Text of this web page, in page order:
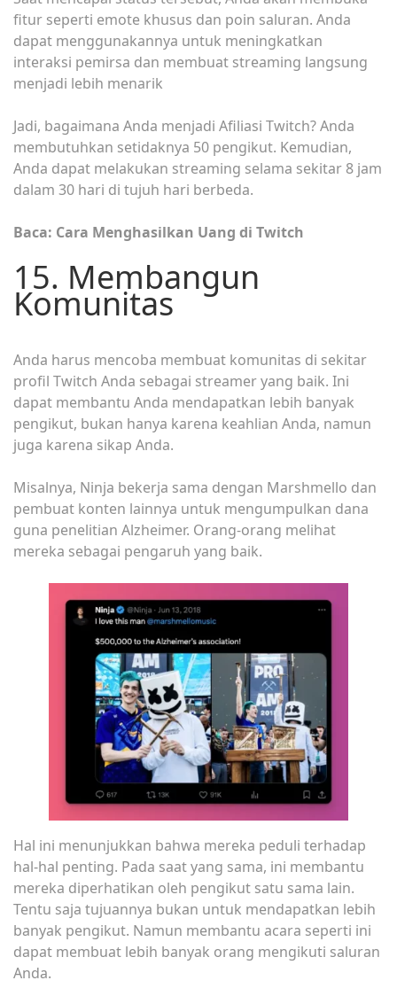
fitur seperti emote khusus dan poin saluran. Anda
dapat menggunakannya untuk meningkatkan
interaksi pemirsa dan membuat streaming langsung
menjadi lebih menarik
Jadi, bagaimana Anda menjadi Afiliasi Twitch? Anda
membutuhkan setidaknya 50 pengikut. Kemudian,
Anda dapat melakukan streaming selama sekitar 8 jam
dalam 30 hari di tujuh hari berbeda.
Baca: Cara Menghasilkan Uang di Twitch
15. Membangun
Komunitas
Anda harus mencoba membuat komunitas di sekitar
profil Twitch Anda sebagai streamer yang baik. Ini
dapat membantu Anda mendapatkan lebih banyak
pengikut, bukan hanya karena keahlian Anda, namun
juga karena sikap Anda.
Misalnya, Ninja bekerja sama dengan Marshmello dan
pembuat konten lainnya untuk mengumpulkan dana
guna penelitian Alzheimer. Orang-orang melihat
mereka sebagai pengaruh yang baik.
Hal ini menunjukkan bahwa mereka peduli terhadap
hal-hal penting. Pada saat yang sama, ini membantu
mereka diperhatikan oleh pengikut satu sama lain.
Tentu saja tujuannya bukan untuk mendapatkan lebih
banyak pengikut. Namun membantu acara seperti ini
dapat membuat lebih banyak orang mengikuti saluran
Anda.